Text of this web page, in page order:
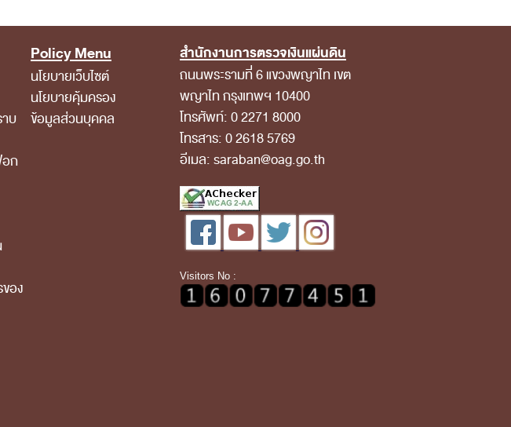
บ
ก
อง
Policy Menu
นโยบายเว็บไซต์
นโยบายคุ้มครอง
ข้อมูลส่วนบุคคล
สำนักงานการตรวจเงินแผ่นดิน
ถนนพระรามที่ 6 แขวงพญาไท เขต
พญาไท กรุงเทพฯ 10400
โทรศัพท์: 0 2271 8000
โทรสาร: 0 2618 5769
อีเมล: saraban@oag.go.th
Visitors No :